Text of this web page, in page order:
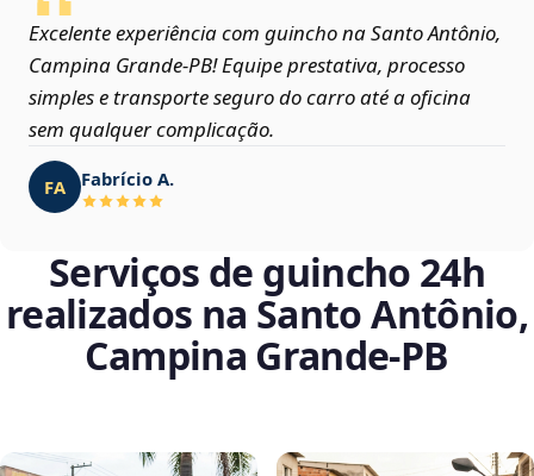
Excelente experiência com guincho na Santo Antônio,
Campina Grande‑PB! Equipe prestativa, processo
simples e transporte seguro do carro até a oficina
sem qualquer complicação.
FA Fabrício A.
Serviços de guincho 24h
realizados na Santo Antônio,
Campina Grande‑PB